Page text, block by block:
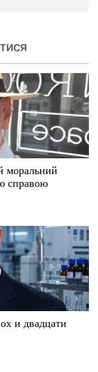
моральний
справою
и двадцати